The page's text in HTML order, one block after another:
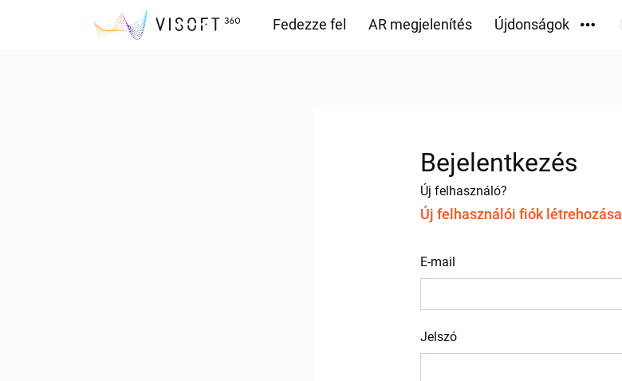
Fedezze fel AR megjelenítés Újdonságok
Bejelentkezés
Új felhasználó?
Új felhasználói fiók létrehozása
E-mail
Jelszó